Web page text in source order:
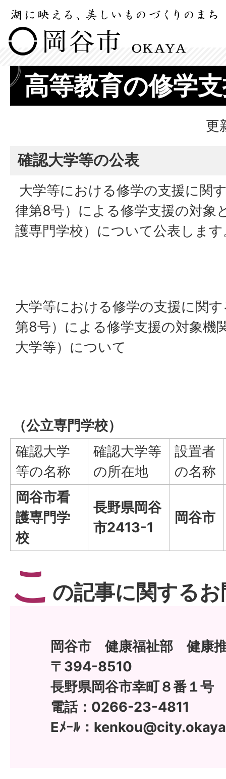
高等教育の修学
更
確認大学等の公表
大学等における修学の支援に関
律第8号）による修学支援の対象
護専門学校）について公表します
大学等における修学の支援に関
第8号）による修学支援の対象機
大学等）について
（公立専門学校）
確認大学
等の名称
確認大学等
の所在地
設置者
の名称
岡谷市看
護専門学
校
長野県岡谷
市2413-1
岡谷市
こ の記事に関する
岡谷市 健康福祉部 健康
〒394-8510
長野県岡谷市幸町８番１号
電話：0266-23-4811
Eﾒｰﾙ：